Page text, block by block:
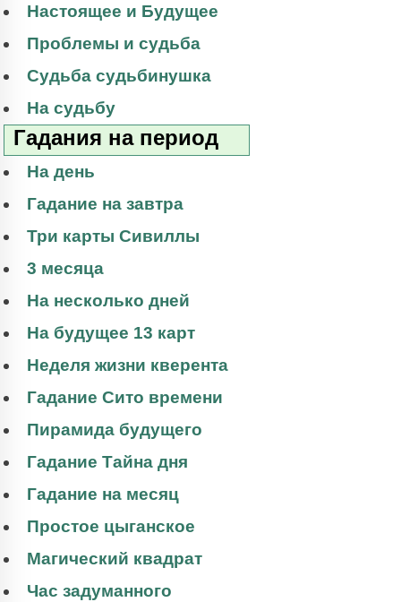
Настоящее и Будущее
Проблемы и судьба
Судьба судьбинушка
На судьбу
Гадания на период
На день
Гадание на завтра
Три карты Сивиллы
3 месяца
На несколько дней
На будущее 13 карт
Неделя жизни кверента
Гадание Сито времени
Пирамида будущего
Гадание Тайна дня
Гадание на месяц
Простое цыганское
Магический квадрат
Час задуманного